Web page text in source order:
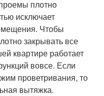
плотно
исключает
Чтобы
закрывать все
квартире работает
вовсе. Если
проветривания, то
вытяжка.